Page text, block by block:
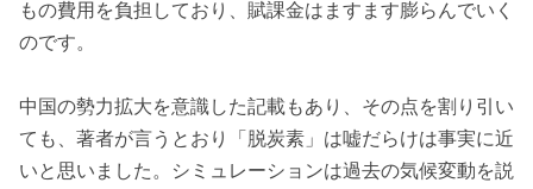
もの費用を負担しており、賦課金はますます膨らんでいく
のです。
中国の勢力拡大を意識した記載もあり、その点を割り引い
ても、著者が言うとおり「脱炭素」は嘘だらけは事実に近
いと思いました。シミュレーションは過去の気候変動を説